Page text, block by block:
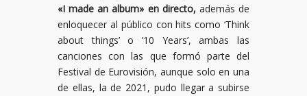
«I made an album» en directo, además de
enloquecer al público con hits como ‘Think
about things’ o ’10 Years’, ambas las
canciones con las que formó parte del
Festival de Eurovisión, aunque solo en una
de ellas, la de 2021, pudo llegar a subirse